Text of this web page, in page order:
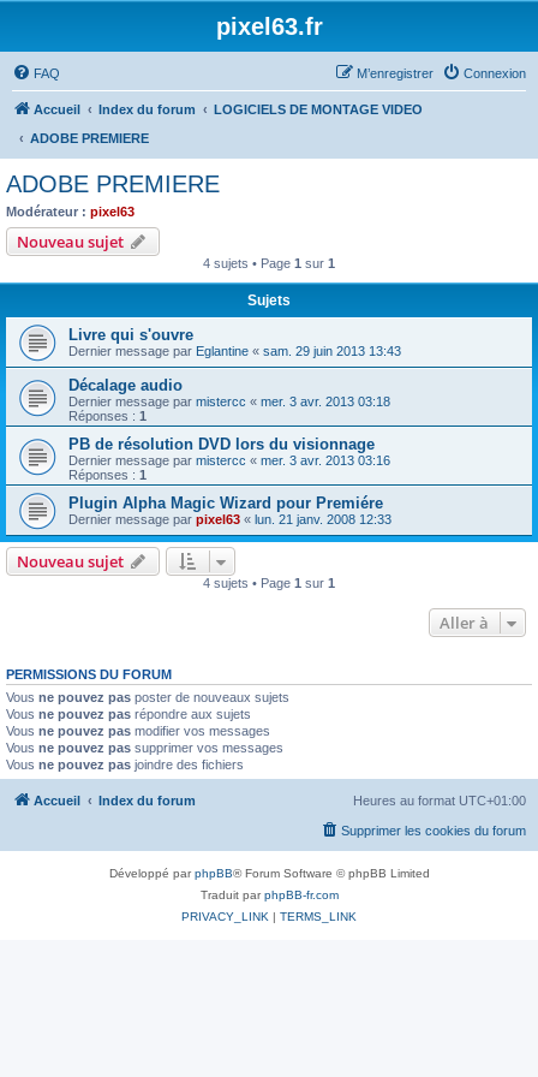
pixel63.fr
FAQ Connexion
M’enregistrer
Accueil Index du forum
LOGICIELS DE MONTAGE VIDEO
ADOBE PREMIERE
ADOBE PREMIERE
Modérateur : pixel63
Nouveau sujet
4 sujets • Page 1 sur 1
Sujets
Livre qui s'ouvre
Dernier message par Eglantine « sam. 29 juin 2013 13:43
Décalage audio
Dernier message par mistercc « mer. 3 avr. 2013 03:18
Réponses : 1
PB de résolution DVD lors du visionnage
Dernier message par mistercc « mer. 3 avr. 2013 03:16
Réponses : 1
Plugin Alpha Magic Wizard pour Premiére
Dernier message par pixel63 « lun. 21 janv. 2008 12:33
Nouveau sujet
4 sujets • Page 1 sur 1
Aller à
PERMISSIONS DU FORUM
Vous ne pouvez pas poster de nouveaux sujets
Vous ne pouvez pas répondre aux sujets
Vous ne pouvez pas modifier vos messages
Vous ne pouvez pas supprimer vos messages
Vous ne pouvez pas joindre des fichiers
Accueil Index du forum Heures au format UTC+01:00
Supprimer les cookies du forum
Développé parphpBB® Forum Software © phpBB Limited
Traduit parphpBB-fr.com
PRIVACY_LINK | TERMS_LINK